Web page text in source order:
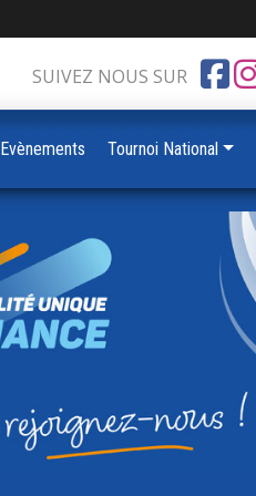
SUIVEZ NOUS SUR
Evènements Tournoi National